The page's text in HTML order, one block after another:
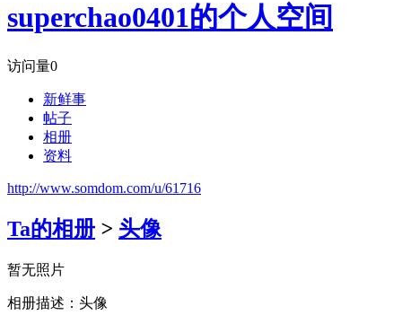
superchao0401的个人空间
访问量0
新鲜事
帖子
相册
资料
http://www.somdom.com/u/61716
Ta的相册 > 头像
暂无照片
相册描述：头像